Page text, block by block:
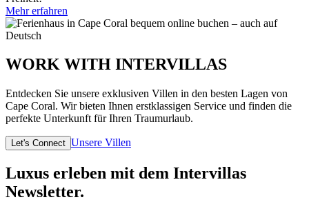
Mehr erfahren
WORK WITH INTERVILLAS
Entdecken Sie unsere exklusiven Villen in den besten Lagen von
Cape Coral. Wir bieten Ihnen erstklassigen Service und finden die
perfekte Unterkunft für Ihren Traumurlaub.
Let's Connect Unsere Villen
Luxus erleben mit dem Intervillas
Newsletter.